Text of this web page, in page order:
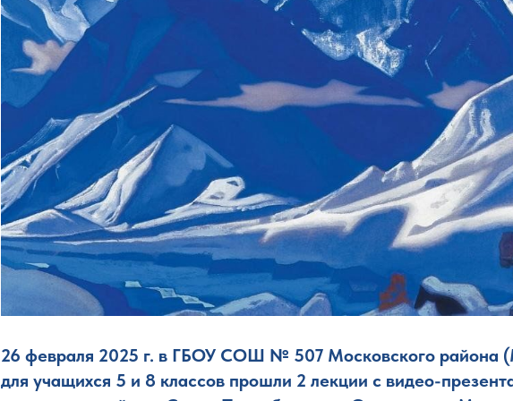
26 февраля 2025 г. в ГБОУ СОШ № 507 Московского района
для учащихся 5 и 8 классов прошли 2 лекции с видео-